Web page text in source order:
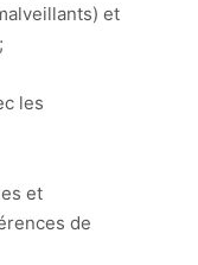
et
les
et
de